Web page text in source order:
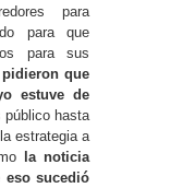
para
para que
para sus
que
estuve de
público hasta
estrategia a
la noticia
eso sucedió